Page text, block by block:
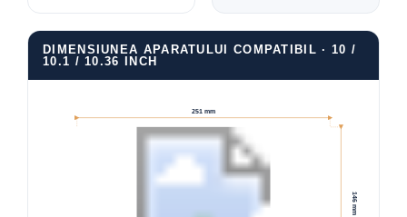
Conectică Renault
DIMENSIUNEA APARATULUI COMPATIBIL · 10 /
10.1 / 10.36 INCH
251 mm
146 mm